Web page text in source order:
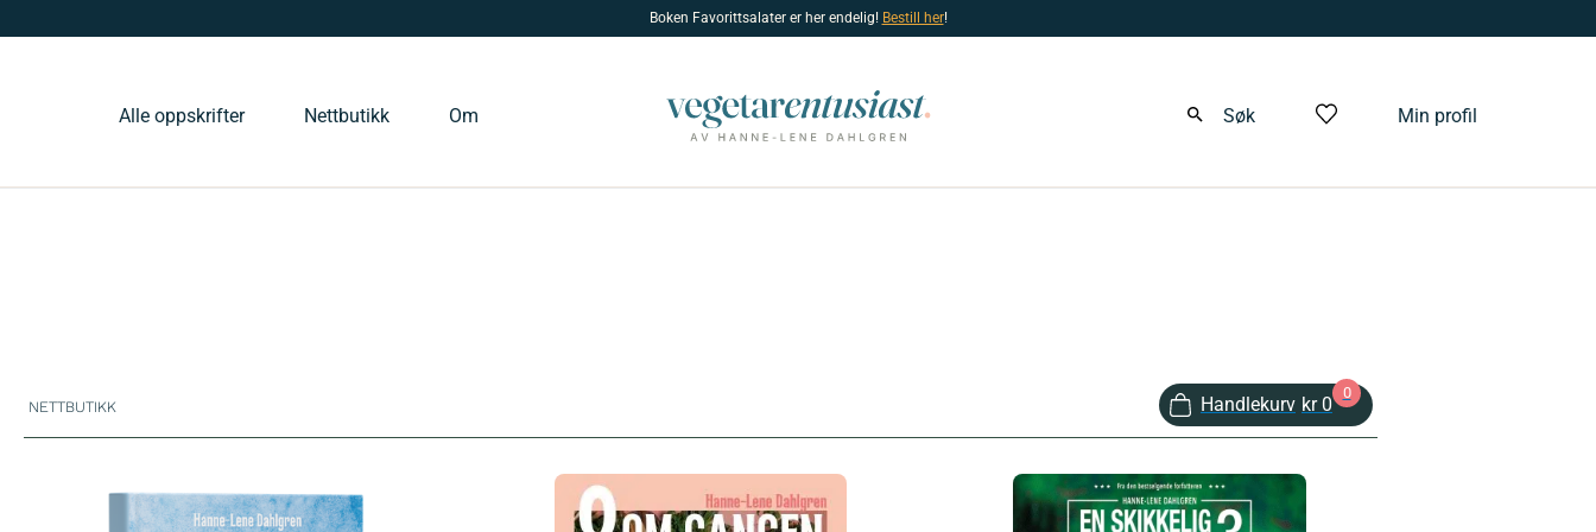
Boken Favorittsalater er her endelig! Bestill her!
Alle oppskrifter Nettbutikk Om Søk Min profil
NETTBUTIKK Handlekurv
0
kr 0